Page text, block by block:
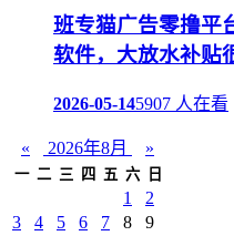
班专猫广告零撸平
软件，大放水补贴
2026-05-145907 人在看
« 2026年8月 »
一 二 三 四 五 六 日
1
2
3
4 5 6 7 8
9